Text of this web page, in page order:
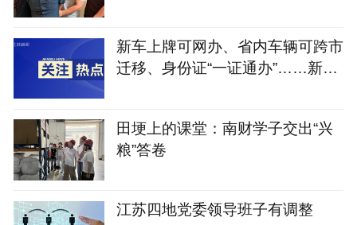
新车上牌可网办、省内车辆可跨市
迁移、身份证“一证通办”……新修
田埂上的课堂：南财学子交出“兴
粮”答卷
江苏四地党委领导班子有调整